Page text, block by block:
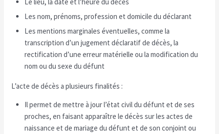
Les nom, prénoms, profession et domicile du déclarant
Les mentions marginales éventuelles, comme la
transcription d’un jugement déclaratif de décès, la
rectification d’une erreur matérielle ou la modification du
nom ou du sexe du défunt
L’acte de décès a plusieurs finalités :
Il permet de mettre à jour l’état civil du défunt et de ses
proches, en faisant apparaître le décès sur les actes de
naissance et de mariage du défunt et de son conjoint ou